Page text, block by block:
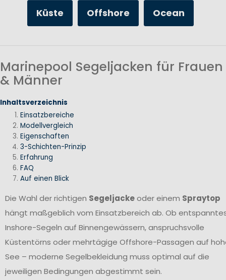
Küste Offshore Ocean
Marinepool Segeljacken für Frauen
& Männer
Inhaltsverzeichnis
Einsatzbereiche
Modellvergleich
Eigenschaften
3-Schichten-Prinzip
Erfahrung
FAQ
Auf einen Blick
Die Wahl der richtigen Segeljackeoder einem Spraytop
hängt maßgeblich vom Einsatzbereich ab. Ob
Inshore-Segeln auf Binnengewässern, anspruchsvolle
Küstentörns oder mehrtägige Offshore-Passagen auf
See – moderne Segelbekleidung muss optimal auf die
jeweiligen Bedingungen abgestimmt sein.